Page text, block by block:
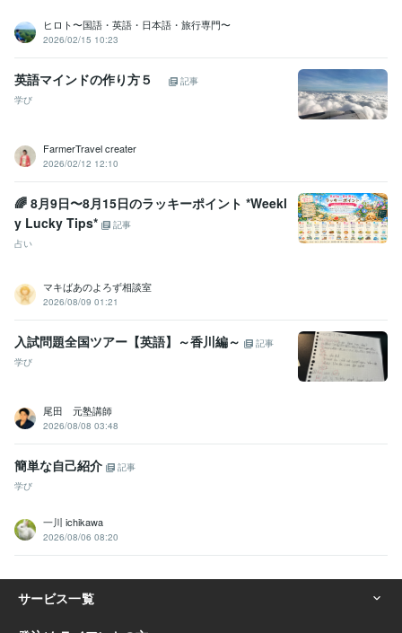
ヒロト〜国語・英語・日本語・旅行専門〜
2026/02/15 10:23
英語マインドの作り方５
記事
学び
FarmerTravel creater
2026/02/12 12:10
🌈 8月9日〜8月15日のラッキーポイント *Weekl
y Lucky Tips*
記事
占い
マキばあのよろず相談室
2026/08/09 01:21
入試問題全国ツアー【英語】～香川編～
記事
学び
尾田 元塾講師
2026/08/08 03:48
簡単な自己紹介
記事
学び
一川 ichikawa
2026/08/06 08:20